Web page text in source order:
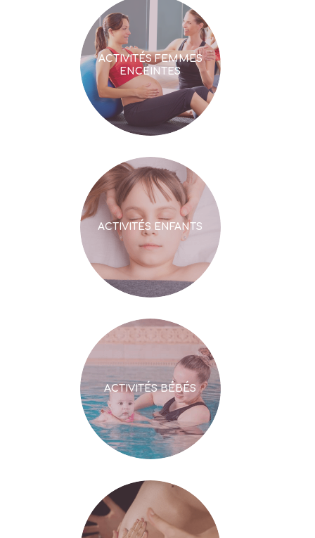
ACTIVITÉS FEMMES
ENCEINTES
ACTIVITÉS ENFANTS
ACTIVITÉS BÉBÉS